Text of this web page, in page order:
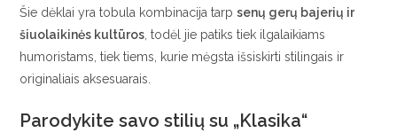
Šie dėklai yra tobula kombinacija tarpsenų gerų bajerių ir
šiuolaikinės kultūros , todėl jie patiks tiek ilgalaikiams
humoristams, tiek tiems, kurie mėgsta išsiskirti stilingais ir
originaliais aksesuarais.
Parodykite savo stilių su „Klasika“